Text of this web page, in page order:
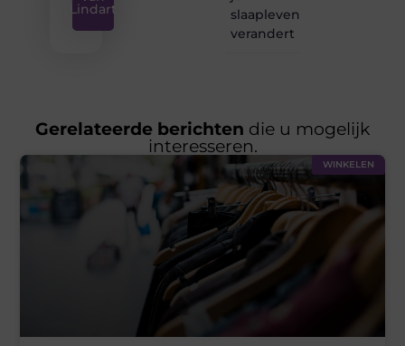
Lindart
slaapleven
verandert
Gerelateerde berichten die u mogelijk
interesseren.
WINKELEN